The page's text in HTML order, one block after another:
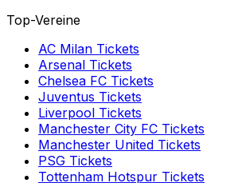
Top-Vereine
AC Milan Tickets
Arsenal Tickets
Chelsea FC Tickets
Juventus Tickets
Liverpool Tickets
Manchester City FC Tickets
Manchester United Tickets
PSG Tickets
Tottenham Hotspur Tickets